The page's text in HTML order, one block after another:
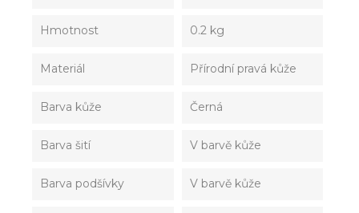
Hmotnost 0.2 kg
Materiál Přírodní pravá kůže
Barva kůže Černá
Barva šití V barvě kůže
Barva podšívky V barvě kůže